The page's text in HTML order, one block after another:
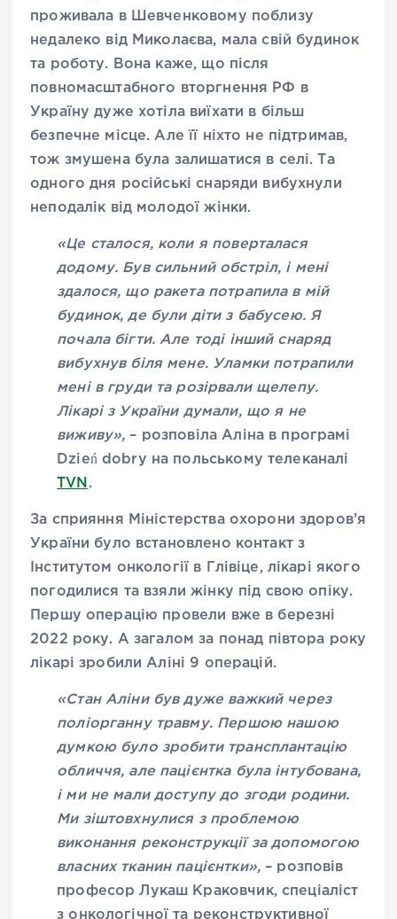
проживала в Шевченковому поблизу
недалеко від Миколаєва, мала свій будинок
та роботу. Вона каже, що після
повномасштабного вторгнення РФ в
Україну дуже хотіла виїхати в більш
безпечне місце. Але її ніхто не підтримав,
тож змушена була залишатися в селі. Та
одного дня російські снаряди вибухнули
неподалік від молодої жінки.
«Це сталося, коли я поверталася
додому. Був сильний обстріл, і мені
здалося, що ракета потрапила в мій
будинок, де були діти з бабусею. Я
почала бігти. Але тоді інший снаряд
вибухнув біля мене. Уламки потрапили
мені в груди та розірвали щелепу.
Лікарі з України думали, що я не
виживу», – розповіла Аліна в програмі
Dzień dobry на польському телеканалі
TVN .
За сприяння Міністерства охорони здоров’я
України було встановлено контакт з
Інститутом онкології в Глівіце, лікарі якого
погодилися та взяли жінку під свою опіку.
Першу операцію провели вже в березні
2022 року. А загалом за понад півтора року
лікарі зробили Аліні 9 операцій.
«Стан Аліни був дуже важкий через
поліорганну травму. Першою нашою
думкою було зробити трансплантацію
обличчя, але пацієнтка була інтубована,
і ми не мали доступу до згоди родини.
Ми зіштовхнулися з проблемою
виконання реконструкції за допомогою
власних тканин пацієнтки»,– розповів
професор Лукаш Краковчик, спеціаліст
з онкологічної та реконструктивної